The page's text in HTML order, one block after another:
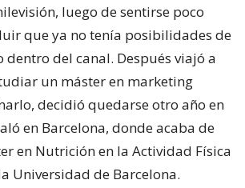
en Barcelona, donde acaba de
en Nutrición en la Actividad Física
Universidad de Barcelona.
Barcelona?
en agosto del año pasado. La
un amigo que vivía acá y se me
del piso que tenía en Madrid.